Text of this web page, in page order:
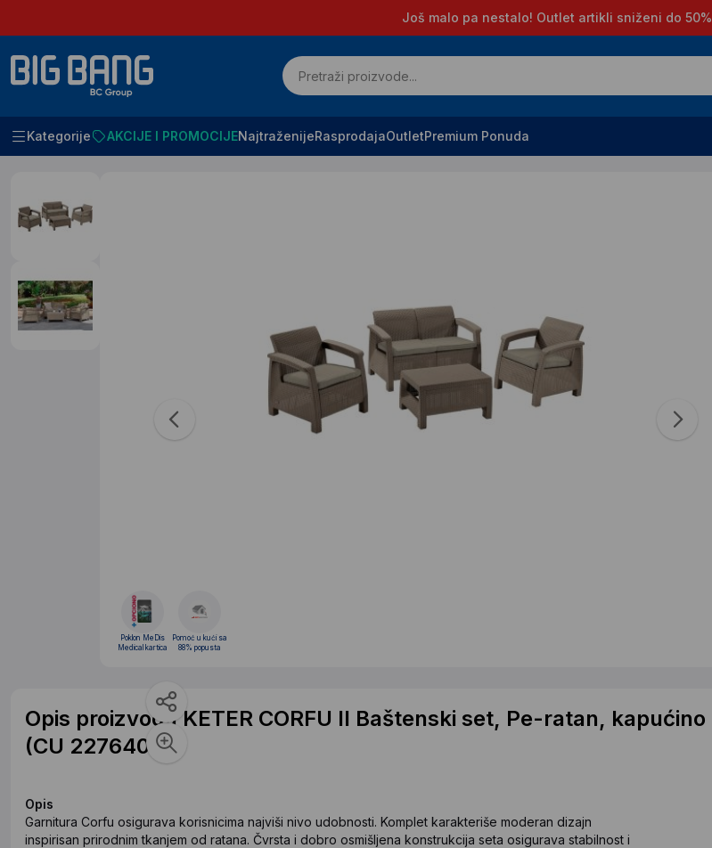
Još malo pa nestalo! Outlet artikli sniženi do 50%
Kategorije AKCIJE I PROMOCIJENajtraženijeRasprodajaOutletPremium Ponuda
Početna SVE ZA BAŠTU Bastenske garniture
Poklon MeDis
Medical kartica
Pomoć u kući sa
88% popusta
Opis proizvoda KETER CORFU II Baštenski set, Pe-ratan, kapućino
(CU 227640)
Opis
Garnitura Corfu osigurava korisnicima najviši nivo udobnosti. Komplet karakteriše moderan dizajn
inspirisan prirodnim tkanjem od ratana. Čvrsta i dobro osmišljena konstrukcija seta osigurava stabilnost i